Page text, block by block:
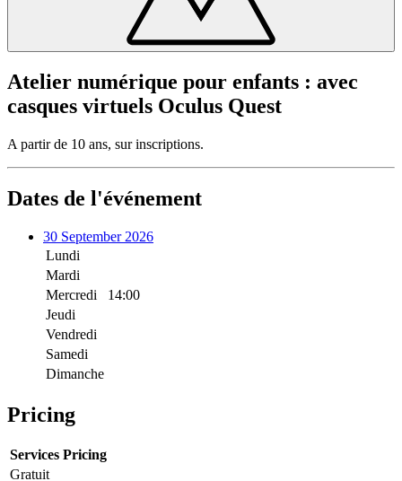
Atelier numérique pour enfants : avec
casques virtuels Oculus Quest
A partir de 10 ans, sur inscriptions.
Dates de l'événement
30 September 2026
Lundi
Mardi
Mercredi
14:00
Jeudi
Vendredi
Samedi
Dimanche
Pricing
Services Pricing
Gratuit